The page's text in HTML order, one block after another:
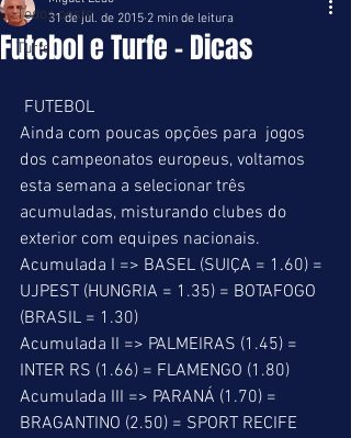
Todos posts
Turfe
Futebol e Turfe - Dicas
31 de jul. de 2015 2 min de leitura
FUTEBOL
Ainda com poucas opções para  jogos
dos campeonatos europeus, voltamos
esta semana a selecionar três
acumuladas, misturando clubes do
exterior com equipes nacionais.
Acumulada I => BASEL (SUIÇA = 1.60) =
UJPEST (HUNGRIA = 1.35) = BOTAFOGO
(BRASIL = 1.30)
Acumulada II => PALMEIRAS (1.45) =
INTER RS (1.66) = FLAMENGO (1.80)
Acumulada III => PARANÁ (1.70) =
BRAGANTINO (2.50) = SPORT RECIFE